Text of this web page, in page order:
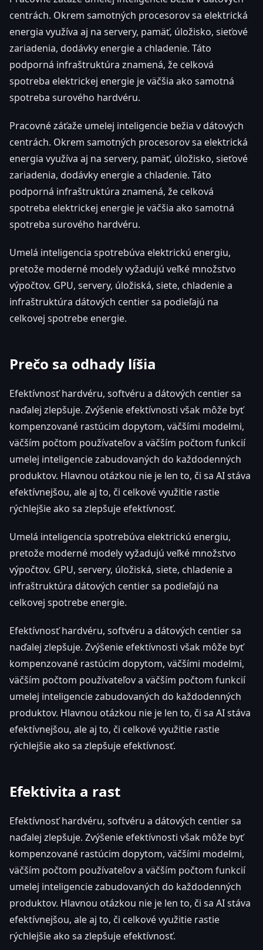
centrách. Okrem samotných procesorov sa elektrická
energia využíva aj na servery, pamäť, úložisko, sieťové
zariadenia, dodávky energie a chladenie. Táto
podporná infraštruktúra znamená, že celková
spotreba elektrickej energie je väčšia ako samotná
spotreba surového hardvéru.
Pracovné záťaže umelej inteligencie bežia v dátových
centrách. Okrem samotných procesorov sa elektrická
energia využíva aj na servery, pamäť, úložisko, sieťové
zariadenia, dodávky energie a chladenie. Táto
podporná infraštruktúra znamená, že celková
spotreba elektrickej energie je väčšia ako samotná
spotreba surového hardvéru.
Umelá inteligencia spotrebúva elektrickú energiu,
pretože moderné modely vyžadujú veľké množstvo
výpočtov. GPU, servery, úložiská, siete, chladenie a
infraštruktúra dátových centier sa podieľajú na
celkovej spotrebe energie.
Prečo sa odhady líšia
Efektívnosť hardvéru, softvéru a dátových centier sa
naďalej zlepšuje. Zvýšenie efektívnosti však môže byť
kompenzované rastúcim dopytom, väčšími modelmi,
väčším počtom používateľov a väčším počtom funkcií
umelej inteligencie zabudovaných do každodenných
produktov. Hlavnou otázkou nie je len to, či sa AI stáva
efektívnejšou, ale aj to, či celkové využitie rastie
rýchlejšie ako sa zlepšuje efektívnosť.
Umelá inteligencia spotrebúva elektrickú energiu,
pretože moderné modely vyžadujú veľké množstvo
výpočtov. GPU, servery, úložiská, siete, chladenie a
infraštruktúra dátových centier sa podieľajú na
celkovej spotrebe energie.
Efektívnosť hardvéru, softvéru a dátových centier sa
naďalej zlepšuje. Zvýšenie efektívnosti však môže byť
kompenzované rastúcim dopytom, väčšími modelmi,
väčším počtom používateľov a väčším počtom funkcií
umelej inteligencie zabudovaných do každodenných
produktov. Hlavnou otázkou nie je len to, či sa AI stáva
efektívnejšou, ale aj to, či celkové využitie rastie
rýchlejšie ako sa zlepšuje efektívnosť.
Efektivita a rast
Efektívnosť hardvéru, softvéru a dátových centier sa
naďalej zlepšuje. Zvýšenie efektívnosti však môže byť
kompenzované rastúcim dopytom, väčšími modelmi,
väčším počtom používateľov a väčším počtom funkcií
umelej inteligencie zabudovaných do každodenných
produktov. Hlavnou otázkou nie je len to, či sa AI stáva
efektívnejšou, ale aj to, či celkové využitie rastie
rýchlejšie ako sa zlepšuje efektívnosť.